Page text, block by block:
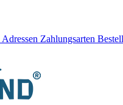
Adressen Zahlungsarten